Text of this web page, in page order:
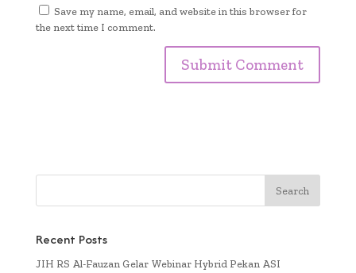
Save my name, email, and website in this browser for
the next time I comment.
Recent Posts
JIH RS Al-Fauzan Gelar Webinar Hybrid Pekan ASI